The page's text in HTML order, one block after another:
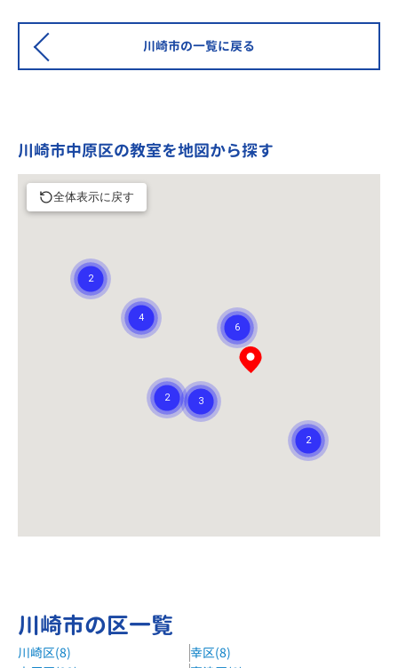
川崎市の一覧に戻る
川崎市中原区の教室を地図から探す
全体表示に戻す
川崎市の区一覧
川崎区(8)
幸区(8)